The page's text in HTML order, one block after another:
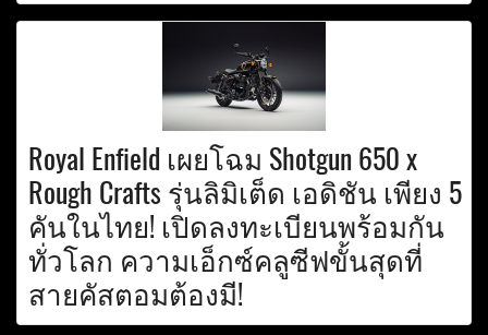
Royal Enfield เผยโฉม Shotgun 650 x
Rough Crafts รุ่นลิมิเต็ด เอดิชัน เพียง 5
คันในไทย! เปิดลงทะเบียนพร้อมกัน
ทั่วโลก ความเอ็กซ์คลูซีฟขั้นสุดที่
สายคัสตอมต้องมี!